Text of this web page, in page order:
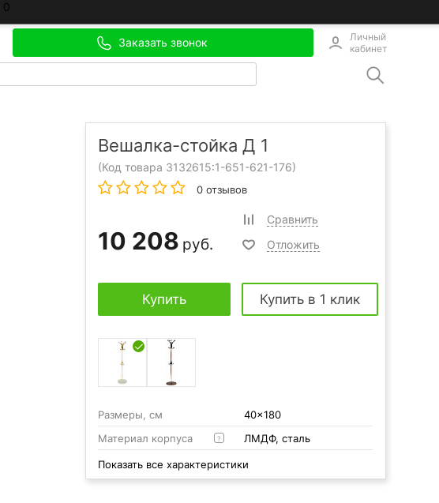
0
Заказать звонок
Личный
кабинет
Вешалка-стойка Д 1
(Код товара 3132615:1-651-621-176)
0 отзывов
10 208 руб.
Сравнить
Отложить
Купить Купить в 1 клик
Размеры, см
40x180
Материал корпуса
? ЛМДФ, сталь
Показать все характеристики